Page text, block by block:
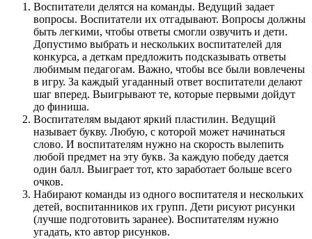
Воспитатели делятся на команды. Ведущий задает
вопросы. Воспитатели их отгадывают. Вопросы должны
быть легкими, чтобы ответы смогли озвучить и дети.
Допустимо выбрать и нескольких воспитателей для
конкурса, а деткам предложить подсказывать ответы
любимым педагогам. Важно, чтобы все были вовлечены
в игру. За каждый угаданный ответ воспитатели делают
шаг вперед. Выигрывают те, которые первыми дойдут
до финиша.
Воспитателям выдают яркий пластилин. Ведущий
называет букву. Любую, с которой может начинаться
слово. И воспитателям нужно на скорость вылепить
любой предмет на эту букв. За каждую победу дается
один балл. Выиграет тот, кто заработает больше всего
очков.
Набирают команды из одного воспитателя и нескольких
детей, воспитанников их групп. Дети рисуют рисунки
(лучше подготовить заранее). Воспитателям нужно
угадать, кто автор рисунков.